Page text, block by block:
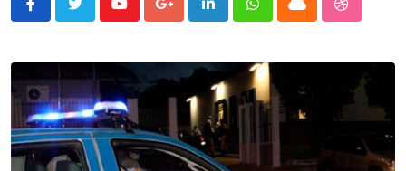
YoutubeGoogle+LinkedInWhatsappCloud